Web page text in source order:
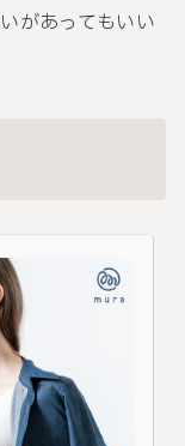
があってもいい